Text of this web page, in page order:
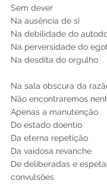
Sem dever
Na ausência de si
Na debilidade do
Na perversidade do
Na desdita do orgulho
Na sala obscura da
Não encontraremos
Apenas a manutenção
Do estado doentio
Da eterna repetição
Da vaidosa revanche
De deliberadas e
convulsões